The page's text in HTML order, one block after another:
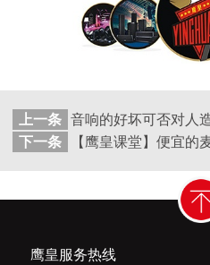
上一条
下一条
鹰皇服务热线